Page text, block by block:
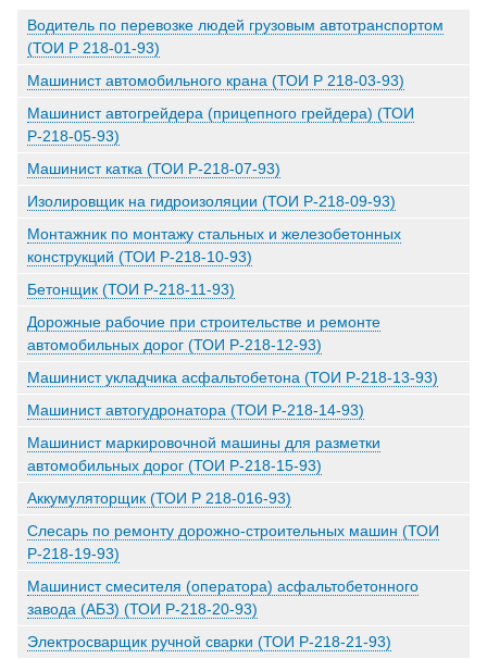
Водитель по перевозке людей грузовым автотранспортом
(ТОИ Р 218-01-93)
Машинист автомобильного крана (ТОИ Р 218-03-93)
Машинист автогрейдера (прицепного грейдера) (ТОИ
Р-218-05-93)
Машинист катка (ТОИ Р-218-07-93)
Изолировщик на гидроизоляции (ТОИ Р-218-09-93)
Монтажник по монтажу стальных и железобетонных
конструкций (ТОИ Р-218-10-93)
Бетонщик (ТОИ Р-218-11-93)
Дорожные рабочие при строительстве и ремонте
автомобильных дорог (ТОИ Р-218-12-93)
Машинист укладчика асфальтобетона (ТОИ Р-218-13-93)
Машинист автогудронатора (ТОИ Р-218-14-93)
Машинист маркировочной машины для разметки
автомобильных дорог (ТОИ Р-218-15-93)
Аккумуляторщик (ТОИ Р 218-016-93)
Слесарь по ремонту дорожно-строительных машин (ТОИ
Р-218-19-93)
Машинист смесителя (оператора) асфальтобетонного
завода (АБЗ) (ТОИ Р-218-20-93)
Электросварщик ручной сварки (ТОИ Р-218-21-93)